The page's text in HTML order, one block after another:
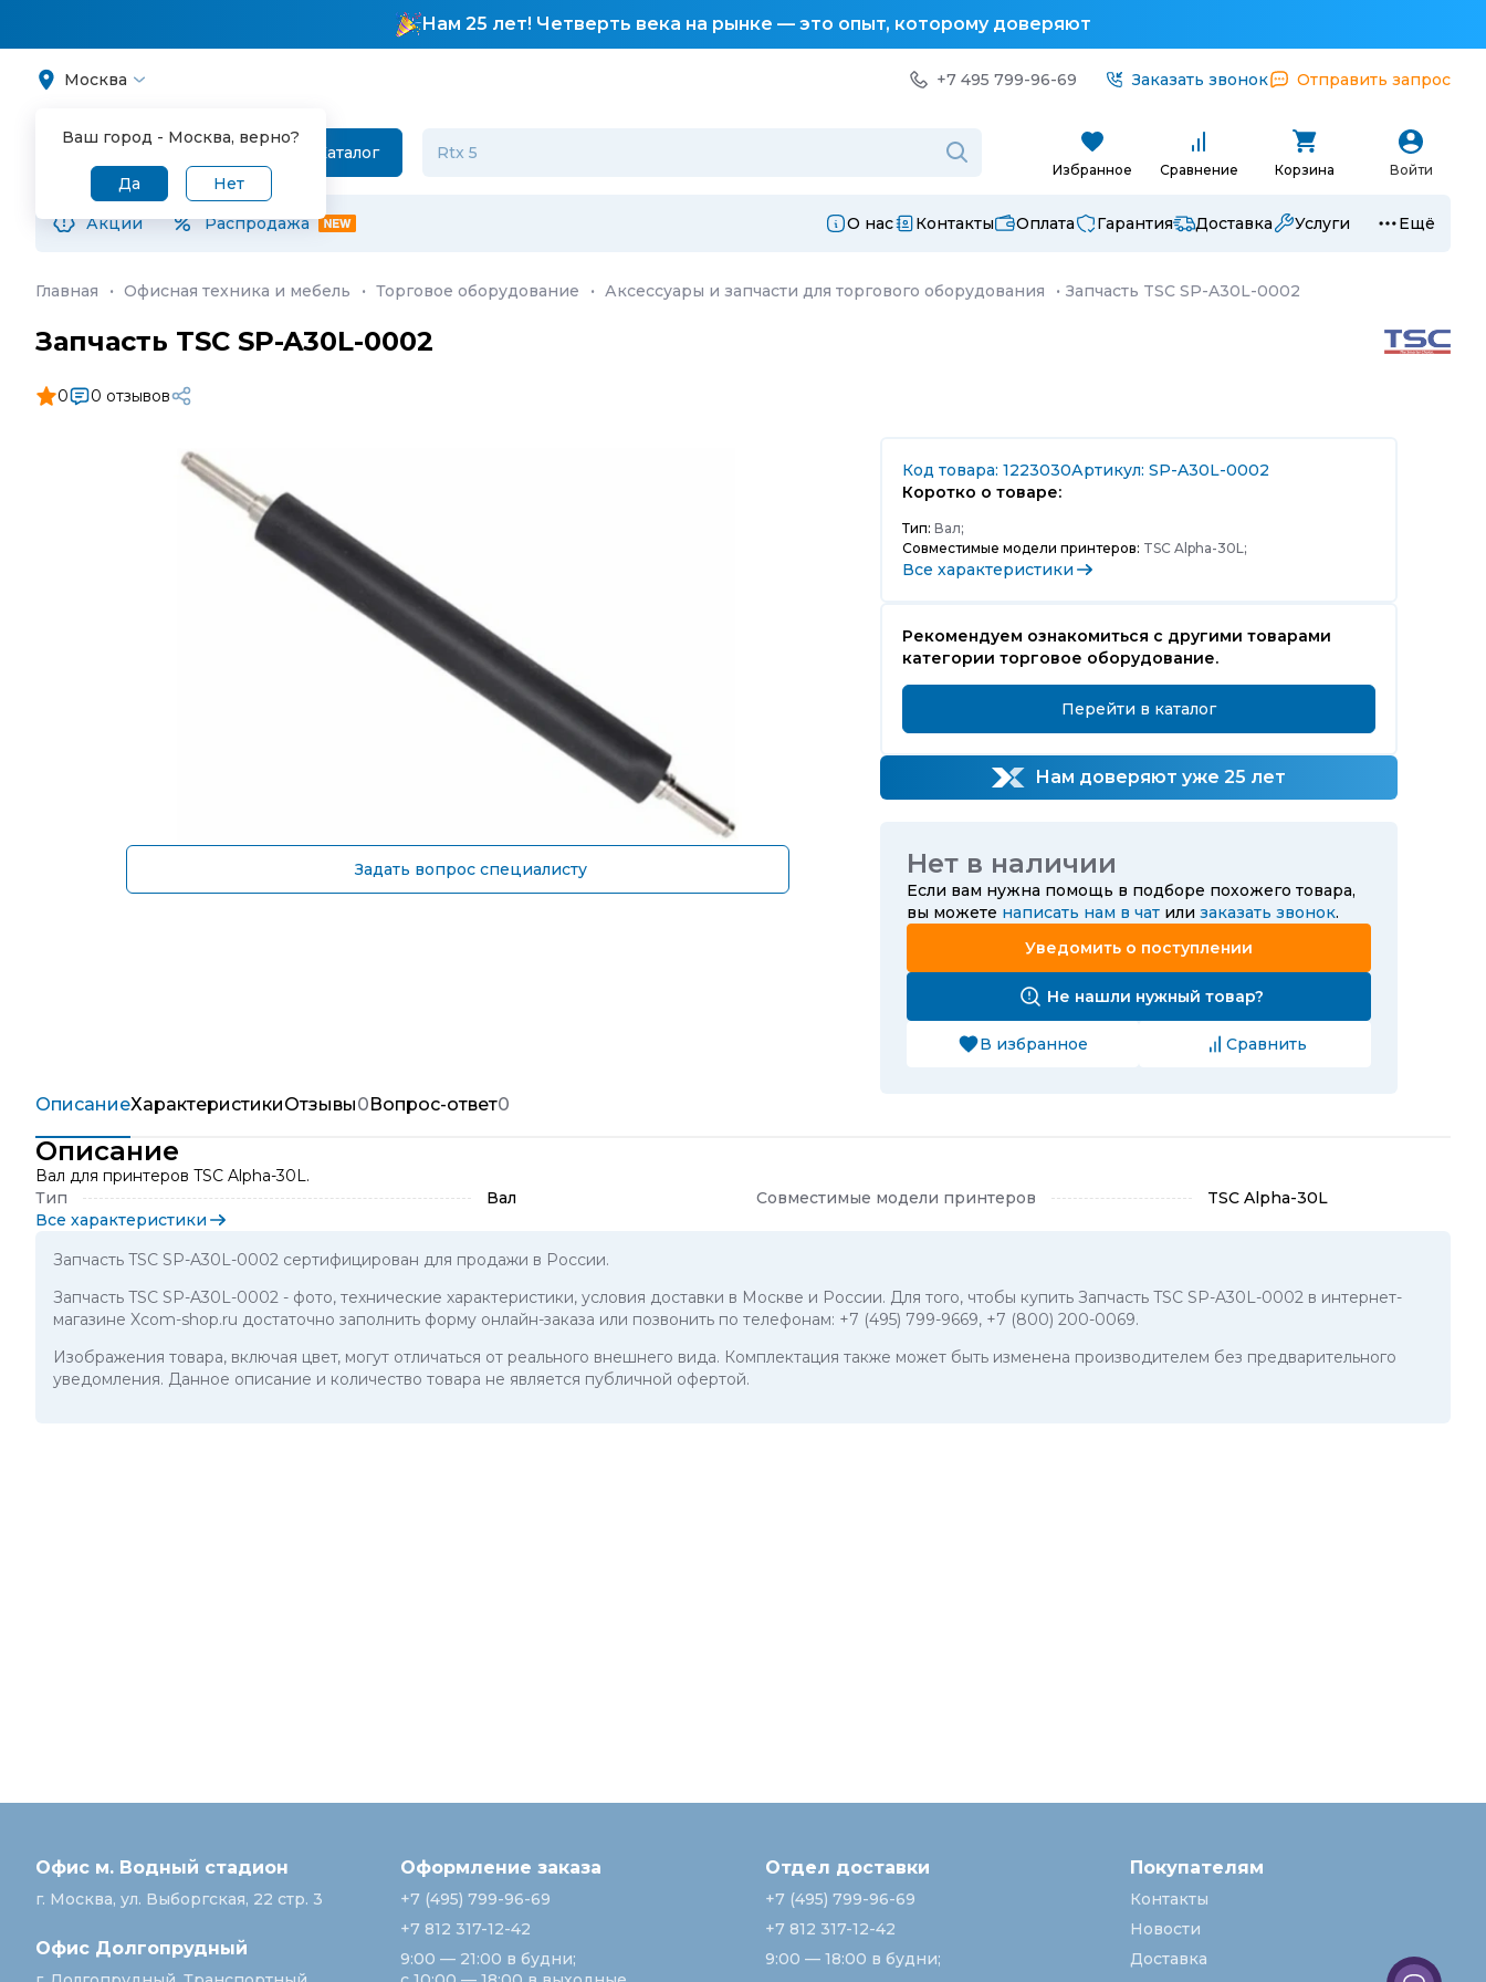
Нам 25 лет! Четверть века на рынке — это опыт, которому доверяют
Москва
Ваш город - Москва, верно?
Да Нет
+7 495 799-96-69 Заказать звонок Отправить запрос
Каталог
Избранное Сравнение Корзина Войти
Акции Распродажа О нас Контакты Оплата Гарантия Доставка Услуги Ещё
Главная · Офисная техника и мебель · Торговое оборудование · Аксессуары и запчасти для торгового оборудования · Запчасть TSC SP-A30L-0002
Запчасть TSC SP-A30L-0002
0 0 отзывов
Задать вопрос специалисту
Код товара: 1223030Артикул: SP-A30L-0002
Коротко о товаре:
Тип: Вал;
Совместимые модели принтеров: TSC Alpha-30L;
Все характеристики
Рекомендуем ознакомиться с другими товарами
категории торговое оборудование.
Перейти в каталог
Нам доверяют уже 25 лет
Нет в наличии
Если вам нужна помощь в подборе похожего товара,
вы можете написать нам в чат или заказать звонок.
Уведомить о поступлении
Не нашли нужный товар?
В избранное Сравнить
ОписаниеХарактеристикиОтзывы0Вопрос-ответ0
Описание
Вал для принтеров TSC Alpha-30L.
Тип
Вал Совместимые модели принтеров
TSC Alpha-30L
Все характеристики
Запчасть TSC SP-A30L-0002 сертифицирован для продажи в России.
Запчасть TSC SP-A30L-0002 - фото, технические характеристики, условия доставки в Москве и России. Для того, чтобы купить Запчасть TSC SP-A30L-0002 в интернет-
магазине Xcom-shop.ru достаточно заполнить форму онлайн-заказа или позвонить по телефонам: +7 (495) 799-9669, +7 (800) 200-0069.
Изображения товара, включая цвет, могут отличаться от реального внешнего вида. Комплектация также может быть изменена производителем без предварительного
уведомления. Данное описание и количество товара не является публичной офертой.
Офис м. Водный стадион
г. Москва, ул. Выборгская, 22 стр. 3
Офис Долгопрудный
Оформление заказа
+7 (495) 799-96-69
+7 812 317-12-42
9:00 — 21:00 в будни;
Отдел доставки
+7 (495) 799-96-69
+7 812 317-12-42
9:00 — 18:00 в будни;
Покупателям
Контакты
Новости
Доставка